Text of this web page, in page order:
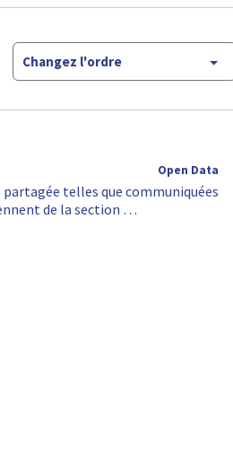
Changez l'ordre
Open Data
telles que communiquées
de la section …